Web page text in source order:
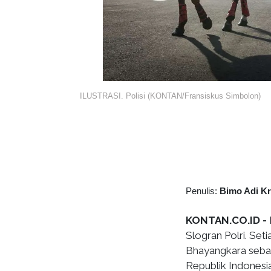
ILUSTRASI. Polisi (KONTAN/Fransiskus Simbolon)
Penulis: Bimo Adi
KONTAN.CO.ID -
Slogran Polri.
Bhayangkara
Republik